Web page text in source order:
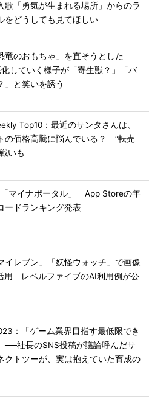
歌「勇気が生まれる場所」からのラ
をどうしても見てほしい
竜のおもちゃ」を直そうとした
していく様子が「寄生獣？」「バ
」と笑いを誘う
Top10：最近のサンタさんは、
の価格高騰に悩んでいる？ “転売
いも
「マイナポータル」 App Storeの年
ードランキング発表
イレブン」「妖怪ウォッチ」で画像
用 レベルファイブのAI利用例が公
：「ゲーム業界目指す最低限でき
──社長のSNS投稿が議論呼んだサ
クトツーが、実は抱えていた育成の